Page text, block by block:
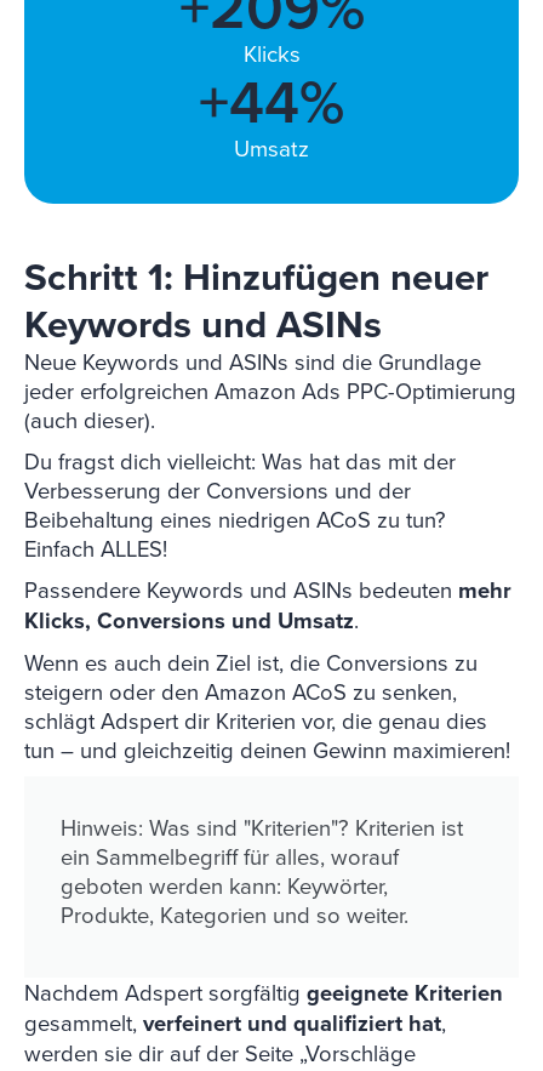
Klicks
Umsatz
+56%
Schritt 1: Hinzufügen neuer
Keywords und ASINs
Neue Keywords und ASINs sind die Grundlage
jeder erfolgreichen Amazon Ads PPC-Optimierung
(auch dieser).
Du fragst dich vielleicht: Was hat das mit der
Verbesserung der Conversions und der
Beibehaltung eines niedrigen ACoS zu tun?
Einfach ALLES!
Passendere Keywords und ASINs bedeuten mehr
Klicks, Conversions und Umsatz.
Wenn es auch dein Ziel ist, die Conversions zu
steigern oder den Amazon ACoS zu senken,
schlägt Adspert dir Kriterien vor, die genau dies
tun – und gleichzeitig deinen Gewinn maximieren!
Hinweis: Was sind "Kriterien"? Kriterien ist
ein Sammelbegriff für alles, worauf
geboten werden kann: Keywörter,
Produkte, Kategorien und so weiter.
Nachdem Adspert sorgfältig geeignete Kriterien
gesammelt,verfeinert und qualifiziert hat,
werden sie dir auf der Seite „Vorschläge